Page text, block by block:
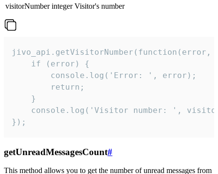
visitorNumber integer Visitor's number
jivo_api.getVisitorNumber(function(error,
    if (error) {
        console.log('Error: ', error);
        return;
    }
console.log('Visitor number: ',
});
getUnreadMessagesCount#
This method allows you to get the number of unread messages from